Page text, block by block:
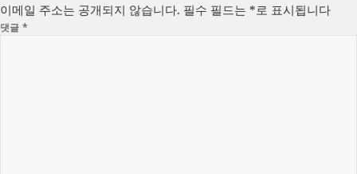
이메일 주소는 공개되지 않습니다. 필수 필드는 *로 표시됩니다
댓글*